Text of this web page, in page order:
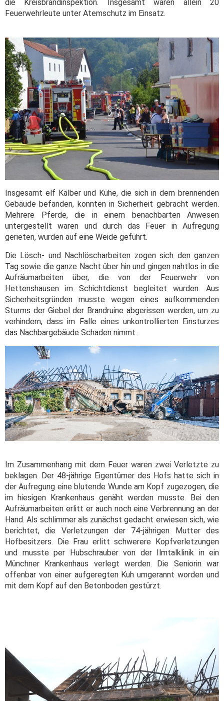
die Kreisbrandinspektion. Insgesamt waren allein 20
Feuerwehrleute unter Atemschutz im Einsatz.
Insgesamt elf Kälber und Kühe, die sich in dem brennenden
Gebäude befanden, konnten in Sicherheit gebracht werden.
Mehrere Pferde, die in einem benachbarten Anwesen
untergestellt waren und durch das Feuer in Aufregung
gerieten, wurden auf eine Weide geführt.
Die Lösch- und Nachlöscharbeiten zogen sich den ganzen
Tag sowie die ganze Nacht über hin und gingen nahtlos in die
Aufräumarbeiten über, die von der Feuerwehr von
Hettenshausen im Schichtdienst begleitet wurden. Aus
Sicherheitsgründen musste wegen eines aufkommenden
Sturms der Giebel der Brandruine abgerissen werden, um zu
verhindern, dass im Falle eines unkontrollierten Einsturzes
das Nachbargebäude Schaden nimmt.
Im Zusammenhang mit dem Feuer waren zwei Verletzte zu
beklagen. Der 48-jährige Eigentümer des Hofs hatte sich in
der Aufregung eine blutende Wunde am Kopf zugezogen, die
im hiesigen Krankenhaus genäht werden musste. Bei den
Aufräumarbeiten erlitt er auch noch eine Verbrennung an der
Hand. Als schlimmer als zunächst gedacht erwiesen sich, wie
berichtet, die Verletzungen der 74-jährigen Mutter des
Hofbesitzers. Die Frau erlitt schwerere Kopfverletzungen
und musste per Hubschrauber von der Ilmtalklinik in ein
Münchner Krankenhaus verlegt werden. Die Seniorin war
offenbar von einer aufgeregten Kuh umgerannt worden und
mit dem Kopf auf den Betonboden gestürzt.